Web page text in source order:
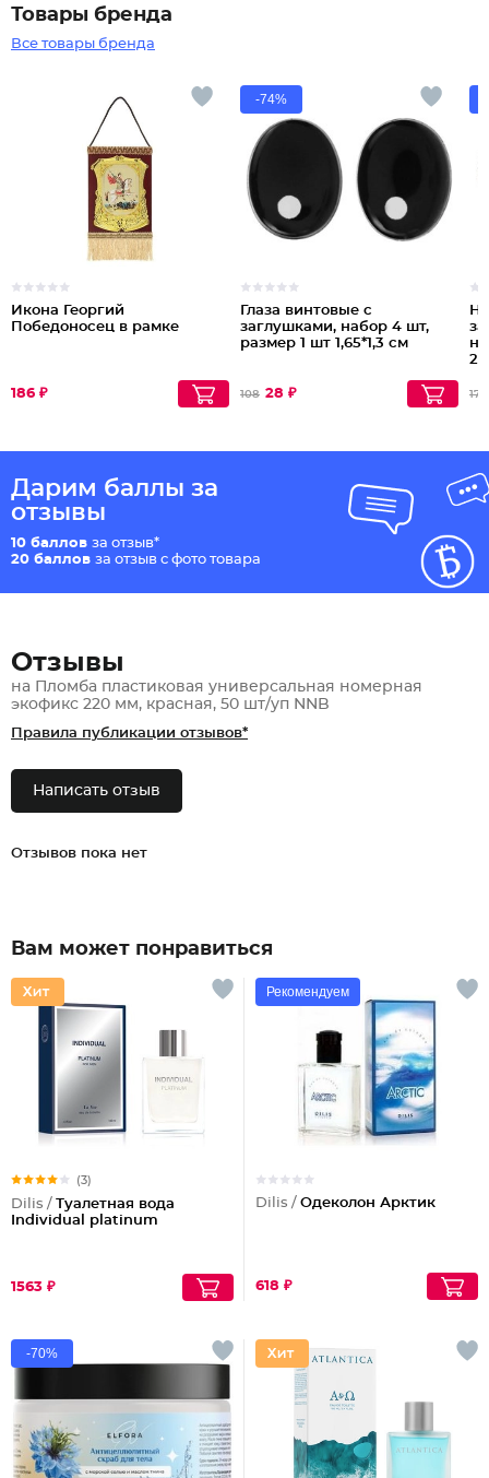
Товары бренда
Все товары бренда
Икона Георгий
Победоносец в рамке
186 ₽
-74%
Глаза винтовые с
заглушками, набор 4 шт,
размер 1 шт 1,65*1,3 см
108 28 ₽ 176
Дарим баллы за
отзывы
10 баллов за отзыв*
20 баллов за отзыв с фото товара
Отзывы
на Пломба пластиковая универсальная номерная
экофикс 220 мм, красная, 50 шт/уп NNB
Правила публикации отзывов*
Написать отзыв
Отзывов пока нет
Вам может понравиться
(3)
Dilis / Туалетная вода
Individual platinum
1563 ₽
Рекомендуем
Dilis / Одеколон Арктик
618 ₽
-70%